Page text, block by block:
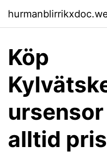
Köp
alltid